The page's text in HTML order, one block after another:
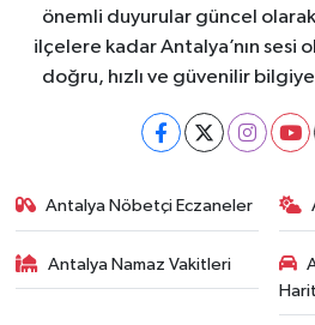
önemli duyurular güncel
ilçelere kadar Antalya’nın sesi
doğru, hızlı ve güvenilir
Antalya Nöbetçi Eczaneler
Antalya Namaz Vakitleri